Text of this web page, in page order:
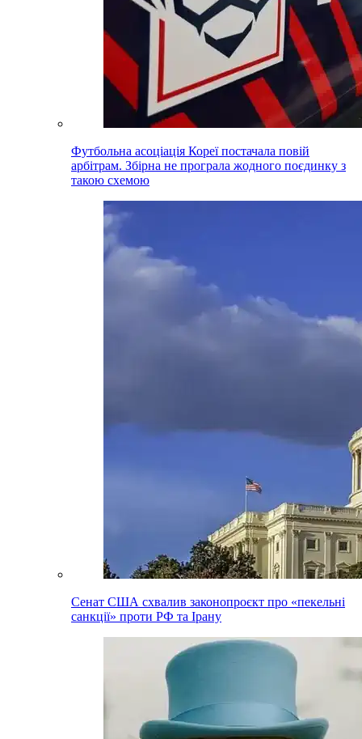
Футбольна асоціація Кореї постачала повій
арбітрам. Збірна не програла жодного поєдинку з
такою схемою
Сенат США схвалив законопроєкт про «пекельні
санкції» проти РФ та Ірану